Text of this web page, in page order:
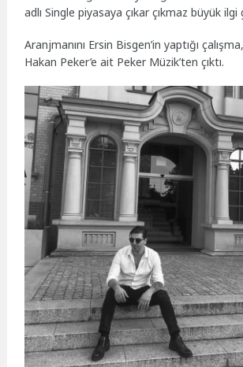
adlı Single piyasaya çıkar çıkmaz büyük ilgi
Aranjmanını Ersin Bisgen’in yaptığı
Hakan Peker’e ait Peker Müzik’ten çıktı.